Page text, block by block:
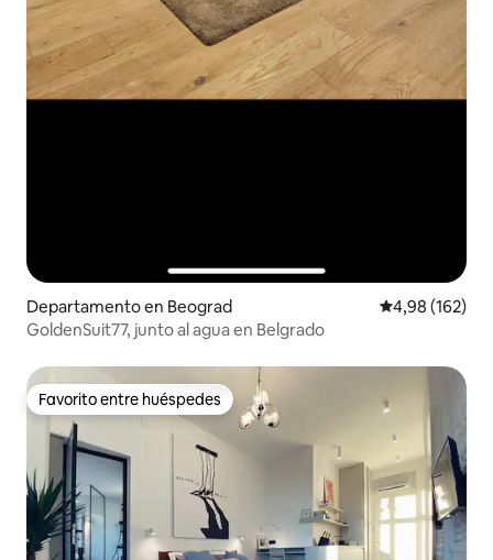
Departamento en Beograd Calificación
4,98 (162)
GoldenSuit77, junto al agua en Belgrado
Favorito entre huéspedes
Favorito entre huéspedes